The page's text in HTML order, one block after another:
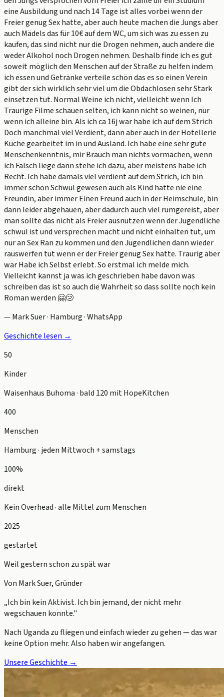
eine Ausbildung und nach 14 Tage ist alles vorbei wenn der
Freier genug Sex hatte, aber auch heute machen die Jungs aber
auch Mädels das für 10€ auf dem WC, um sich was zu essen zu
kaufen, das sind nicht nur die Drogen nehmen, auch andere die
weder Alkohol noch Drogen nehmen. Deshalb finde ich es gut
soweit möglich den Menschen auf der Straße zu helfen indem
ich essen und Getränke verteile schön das es so einen Verein
gibt der sich wirklich sehr viel um die Obdachlosen sehr Stark
einsetzen tut. Normal Weine ich nicht, vielleicht wenn Ich
Traurige Filme schauen selten, ich kann nicht so weinen, nur
wenn ich alleine bin. Als ich ca 16j war habe ich auf dem Strich
Doch manchmal viel Verdient, dann aber auch in der Hotellerie
Küche gearbeitet im in und Ausland. Ich habe eine sehr gute
Menschenkenntnis, mir Brauch man nichts vormachen, wenn
ich Falsch liege dann stehe ich dazu, aber meistens habe ich
Recht. Ich habe damals viel verdient auf dem Strich, ich bin
immer schon Schwul gewesen auch als Kind hatte nie eine
Freundin, aber immer Einen Freund auch in der Heimschule, bin
dann leider abgehauen, aber dadurch auch viel rumgereist, aber
man sollte das nicht als Freier ausnutzen wenn der Jugendliche
schwul ist und versprechen macht und nicht einhalten tut, um
nur an Sex Ran zu kommen und den Jugendlichen dann wieder
rauswerfen tut wenn er der Freier genug Sex hatte. Traurig aber
war Habe ich Selbst erlebt. So erstmal ich melde mich.
Vielleicht kannst ja was ich geschrieben habe davon was
schreiben das ist so auch die Wahrheit so dass sollte noch kein
Roman werden 🤗😢
— Mark Suer · Hamburg · WhatsApp
Geschichte lesen →
50
Kinder
Waisenhaus Buhoma · bald 120 mit HopeKitchen
400
Menschen
Hamburg · jeden Mittwoch + samstags
100%
direkt
Kein Overhead · alle Mittel zum Menschen
2025
gestartet
Weil gestern schon zu spät war
Von Mark Suer, Gründer
„Ich bin kein Aktivist. Ich bin jemand, der nicht mehr
wegschauen konnte."
Nach Uganda zu fliegen und einfach wieder zu gehen — das war
keine Option mehr. Also haben wir angefangen.
Unsere Geschichte →